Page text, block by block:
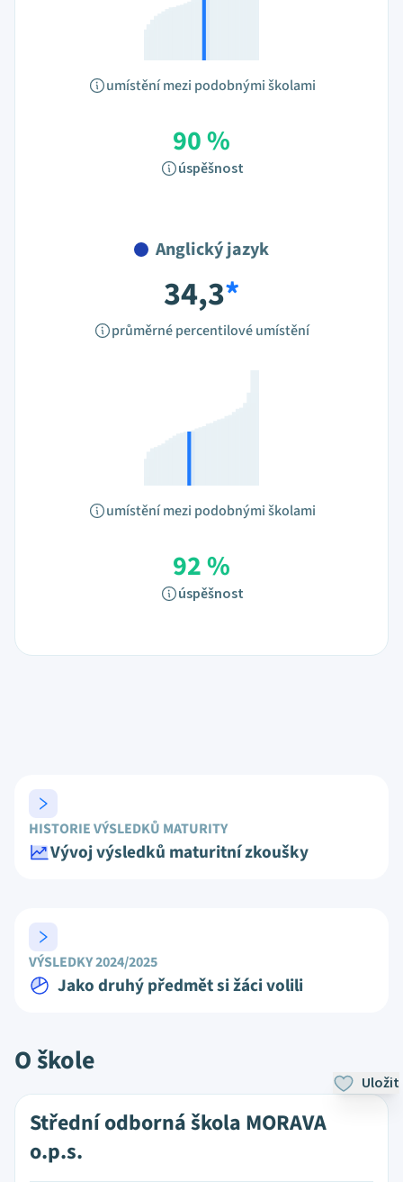
umístění mezi podobnými školami
90 %
úspěšnost
Anglický jazyk
34,3*
průměrné percentilové umístění
umístění mezi podobnými školami
92 %
úspěšnost
HISTORIE VÝSLEDKŮ MATURITY
Vývoj výsledků maturitní zkoušky
VÝSLEDKY 2024/2025
Jako druhý předmět si žáci volili
O škole
Uložit
Střední odborná škola MORAVA
o.p.s.